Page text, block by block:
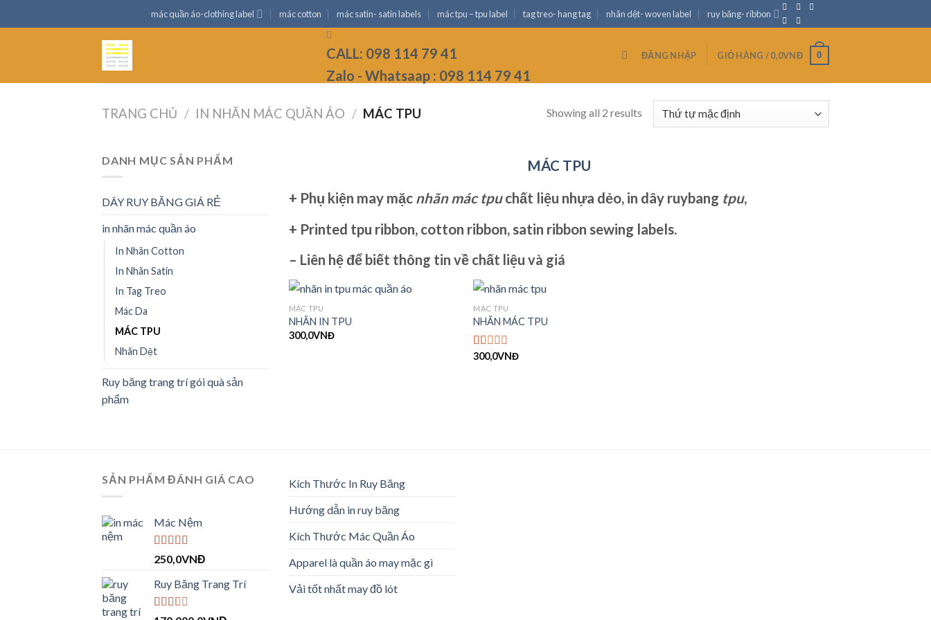
to
mác quần áo-clothing label mác cotton mác satin- satin labels mác tpu – tpu label tag treo- hang tag nhãn dệt- woven label ruy băng- ribbon
CALL: 098 114 79 41
Zalo - Whatsaap : 098 114 79 41
ĐĂNG NHẬP GIỎ HÀNG /0,0VNĐ 0
TRANG CHỦ / IN NHÃN MÁC QUẦN ÁO / MÁC TPU Showing all 2 results
DANH MỤC SẢN PHẨM
DÂY RUY BĂNG GIÁ RẺ
in nhãn mác quần áo
In Nhãn Cotton
In Nhãn Satin
In Tag Treo
Mác Da
MÁC TPU
Nhãn Dệt
Ruy băng trang trí gói quà sản
phẩm
MÁC TPU
+ Phụ kiện may mặc nhãn mác tpuchất liệu nhựa dẻo, in dây ruybang tpu,
+ Printed tpu ribbon, cotton ribbon, satin ribbon sewing labels.
– Liên hệ để biết thông tin về chất liệu và giá
MÁC TPU
NHÃN IN TPU
300,0VNĐ
MÁC TPU
NHÃN MÁC TPU
Được
300,0VNĐ
SẢN PHẨM ĐÁNH GIÁ CAO
Mác Nệm
Được xếp
hạng
5 sao
250,0VNĐ
Ruy Băng Trang Trí
Kích Thước In Ruy Băng
Hướng dẫn in ruy băng
Kích Thước Mác Quần Áo
Apparel là quần áo may mặc gì
Vải tốt nhất may đồ lót